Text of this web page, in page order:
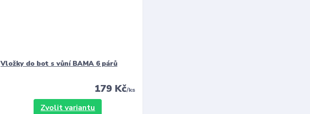
Vložky do bot s vůní BAMA 6 párů
179 Kč/ks
Zvolit variantu